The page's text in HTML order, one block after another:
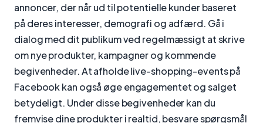
annoncer, der når ud til potentielle kunder baseret
på deres interesser, demografi og adfærd. Gå i
dialog med dit publikum ved regelmæssigt at skrive
om nye produkter, kampagner og kommende
begivenheder. At afholde live-shopping-events på
Facebook kan også øge engagementet og salget
betydeligt. Under disse begivenheder kan du
fremvise dine produkter i realtid, besvare spørgsmål